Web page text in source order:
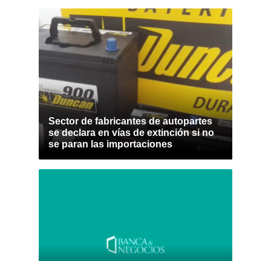
Sector de fabricantes de autopartes
se declara en vías de extinción si no
se paran las importaciones